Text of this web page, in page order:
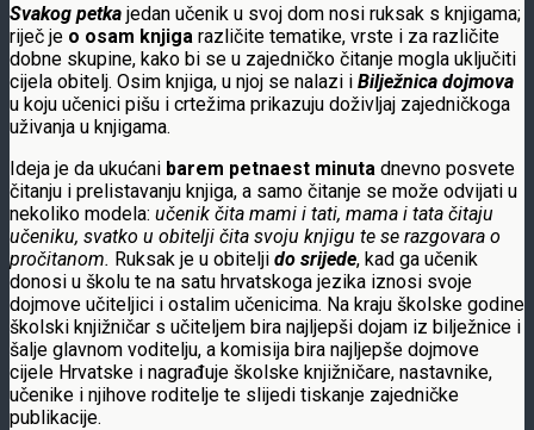
Svakog petka jedan učenik u svoj dom nosi ruksak s knjigama;
riječ je o osam knjiga različite tematike, vrste i za različite
dobne skupine, kako bi se u zajedničko čitanje mogla uključiti
cijela obitelj. Osim knjiga, u njoj se nalazi i Bilježnica dojmova
u koju učenici pišu i crtežima prikazuju doživljaj zajedničkoga
uživanja u knjigama.
Ideja je da ukućani barem petnaest minuta dnevno posvete
čitanju i prelistavanju knjiga, a samo čitanje se može odvijati u
nekoliko modela: učenik čita mami i tati, mama i tata čitaju
učeniku, svatko u obitelji čita svoju knjigu te se razgovara o
pročitanom. Ruksak je u obitelji do srijede, kad ga učenik
donosi u školu te na satu hrvatskoga jezika iznosi svoje
dojmove učiteljici i ostalim učenicima. Na kraju školske godine
školski knjižničar s učiteljem bira najljepši dojam iz bilježnice i
šalje glavnom voditelju, a komisija bira najljepše dojmove
cijele Hrvatske i nagrađuje školske knjižničare, nastavnike,
učenike i njihove roditelje te slijedi tiskanje zajedničke
publikacije.